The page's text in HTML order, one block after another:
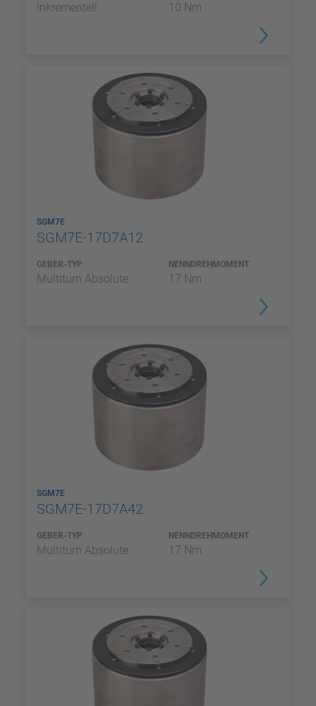
Inkrementell 10 Nm
SGM7E
SGM7E-17D7A12
GEBER-TYP
Multiturn Absolute
NENNDREHMOMENT
17 Nm
SGM7E
SGM7E-17D7A42
GEBER-TYP
Multiturn Absolute
NENNDREHMOMENT
17 Nm